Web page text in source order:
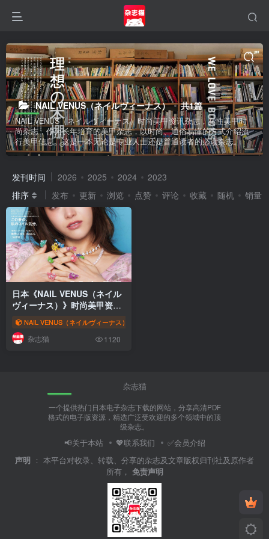
NAIL VENUS（ネイルヴィーナス） 共1篇
NAIL VENUS（ネイルヴィーナス）时尚美甲资讯杂志，女性美甲时
尚杂志，作为长年培育的美甲杂志，以时尚、通俗易懂的方式介绍流
行美甲信息。这是一本无论是专业人士还是普通读者的必读杂志。
发刊时间 2026 2025 2024
2023
排序
发布 更新 浏览 点赞 评论 收藏 随机 销量
日本《NAIL VENUS（ネイル
ヴィーナス）》时尚美甲资讯
杂志
【2024年·全年订阅】
NAIL VENUS（ネイルヴィーナス）时尚美甲资讯杂志
杂志猫 1120
杂志猫
一个提供热门日本电子杂志下载的网站，分享高清PDF
格式的电子版资源，精选广泛受欢迎的多个领域中的顶
级杂志。
📢关于本站 💖联系我们
✅会员介绍
声明 ： 本平台对收录、转载、分享的杂志及文章版权归刊社及原作者
所有， 免责声明